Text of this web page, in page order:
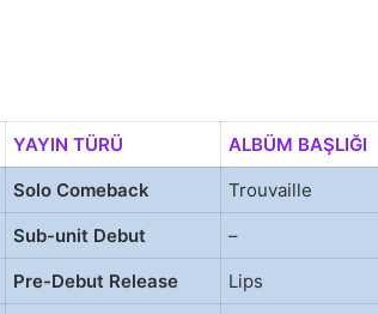
YAYIN TÜRÜ
ALBÜM BAŞLIĞI
Solo Comeback
Trouvaille
Sub-unit Debut
–
Pre-Debut Release
Lips